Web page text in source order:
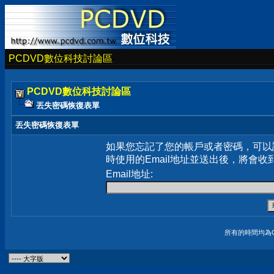
PCDVD數位科技討論區
PCDVD數位科技討論區
丟失密碼恢復表單
丟失密碼恢復表單
如果您忘記了您的帳戶或者密碼，可
時使用的Email地址並送出後，將會收
Email地址:
所有的時間均為